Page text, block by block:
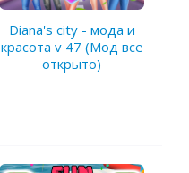
Diana's city - мода и
красота v 47 (Мод все
открыто)